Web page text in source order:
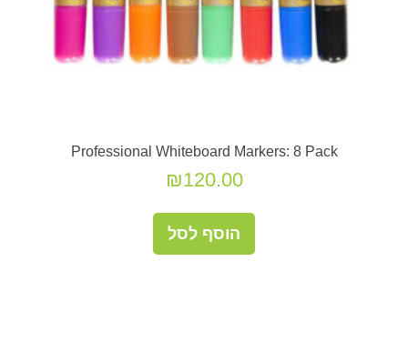
Professional Whiteboard Markers: 8 Pack
₪120.00
הוסף לסל